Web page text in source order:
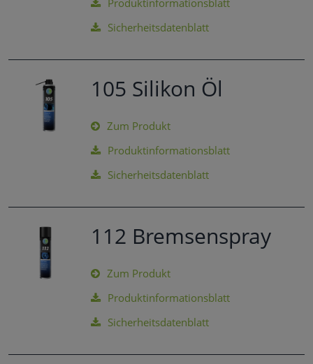
Produktinformationsblatt
Sicherheitsdatenblatt
105 Silikon Öl
Zum Produkt
Produktinformationsblatt
Sicherheitsdatenblatt
112 Bremsenspray
Zum Produkt
Produktinformationsblatt
Sicherheitsdatenblatt